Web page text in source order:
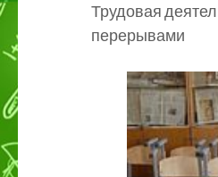
Трудовая
перерывами